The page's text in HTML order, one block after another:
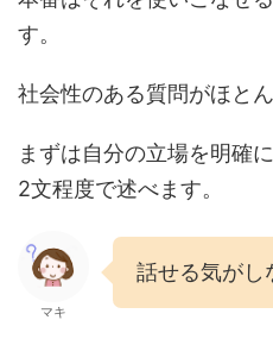
す。
社会性のある質問がほとん
まずは自分の立場を明確
2文程度で述べます。
マキ
話せる気がし